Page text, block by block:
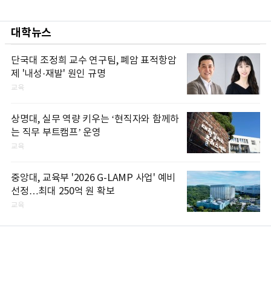
대학뉴스
단국대 조정희 교수 연구팀, 폐암 표적항암
제 '내성·재발' 원인 규명
교육
상명대, 실무 역량 키우는 ‘현직자와 함께하
는 직무 부트캠프’ 운영
교육
중앙대, 교육부 '2026 G-LAMP 사업' 예비
선정…최대 250억 원 확보
교육